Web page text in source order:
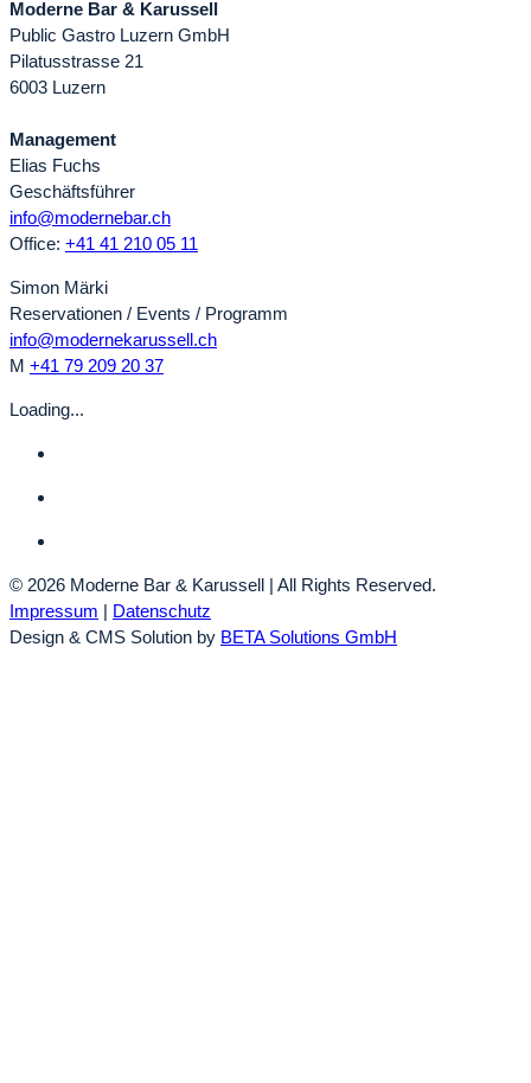
Moderne Bar & Karussell
Public Gastro Luzern GmbH
Pilatusstrasse 21
6003 Luzern
Management
Elias Fuchs
Geschäftsführer
info@modernebar.ch
Office: +41 41 210 05 11
Simon Märki
Reservationen / Events / Programm
info@modernekarussell.ch
M +41 79 209 20 37
Loading...
© 2026 Moderne Bar & Karussell | All Rights Reserved.
Impressum | Datenschutz
Design & CMS Solution by BETA Solutions GmbH